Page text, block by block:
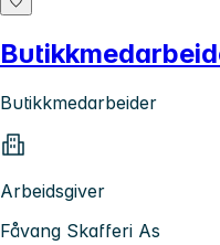
Butikkmedarbeider
Arbeidsgiver
Fåvang Skafferi As